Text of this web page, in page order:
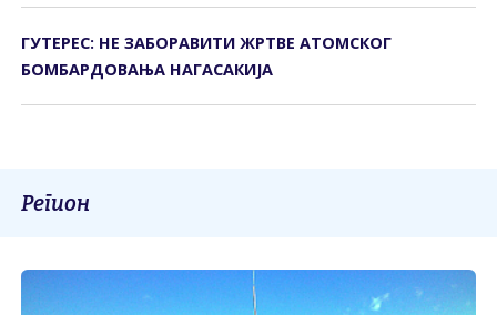
ГУТЕРЕС: НЕ ЗАБОРАВИТИ ЖРТВЕ АТОМСКОГ
БОМБАРДОВАЊА НАГАСАКИЈА
Регион